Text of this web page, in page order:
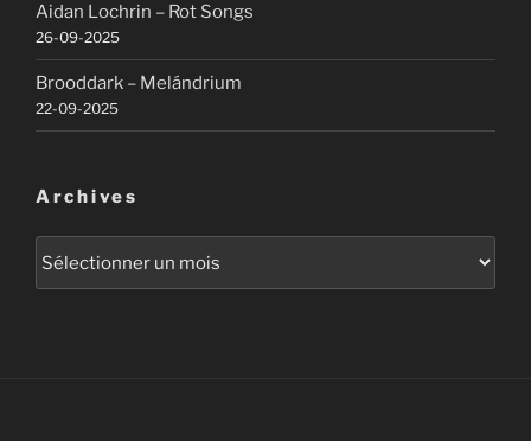
Aidan Lochrin – Rot Songs
26-09-2025
Brooddark – Melándrium
22-09-2025
Archives